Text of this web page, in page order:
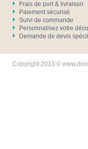
Frais de port & livraison
Paiement sécurisé
Suivi de commande
Personnalisez votre déco
Demande de devis
Copyright 2013 ©